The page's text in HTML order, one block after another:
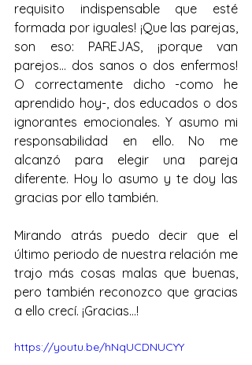
requisito indispensable que esté
formada por iguales! ¡Que las parejas,
son eso: PAREJAS, ¡porque van
parejos... dos sanos o dos enfermos!
O correctamente dicho -como he
aprendido hoy-, dos educados o dos
ignorantes emocionales. Y asumo mi
responsabilidad en ello. No me
alcanzó para elegir una pareja
diferente. Hoy lo asumo y te doy las
gracias por ello también.
Mirando atrás puedo decir que el
último periodo de nuestra relación me
trajo más cosas malas que buenas,
pero también reconozco que gracias
a ello crecí. ¡Gracias...!
https://youtu.be/hNqUCDNUCYY